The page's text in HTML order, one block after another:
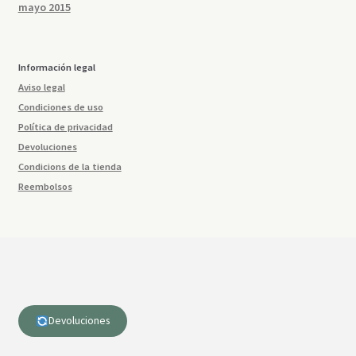
mayo 2015
Información legal
Aviso legal
Condiciones de uso
Política de privacidad
Devoluciones
Condicions de la tienda
Reembolsos
Devoluciones